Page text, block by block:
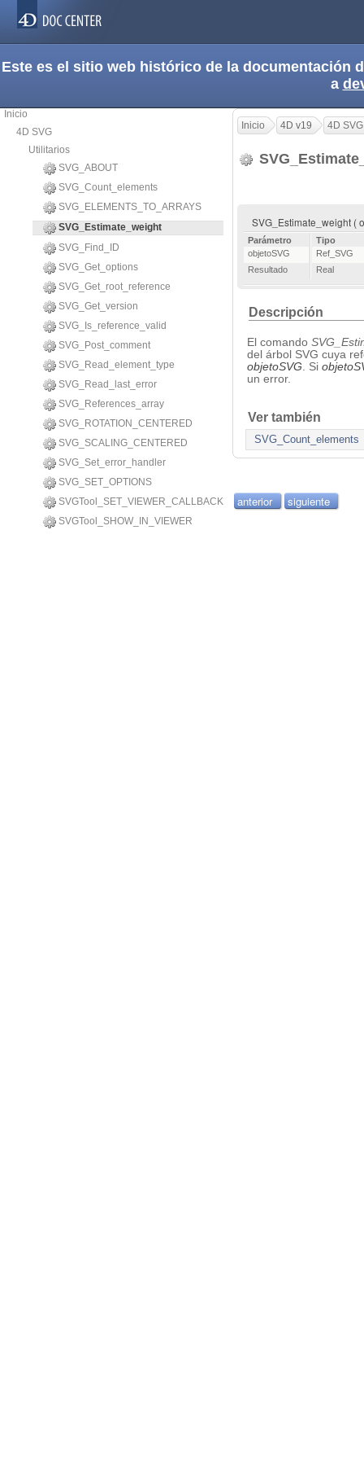
Este es el sitio web histórico de la documentación
a
Inicio
4D SVG
Utilitarios
SVG_ABOUT
SVG_Count_elements
SVG_ELEMENTS_TO_ARRAYS
SVG_Estimate_weight
SVG_Find_ID
SVG_Get_options
SVG_Get_root_reference
SVG_Get_version
SVG_Is_reference_valid
SVG_Post_comment
SVG_Read_element_type
SVG_Read_last_error
SVG_References_array
SVG_ROTATION_CENTERED
SVG_SCALING_CENTERED
SVG_Set_error_handler
SVG_SET_OPTIONS
SVGTool_SET_VIEWER_CALLBACK
SVGTool_SHOW_IN_VIEWER
Inicio 4D v19 4D SVG
SVG_Estimate_weight (
Parámetro
Tipo
objetoSVG
Ref_SVG
Resultado
Real
Descripción
El comando
del árbol SVG cuya
objetoSVG. Si
un error.
Ver también
SVG_Count_elements
anterior siguiente